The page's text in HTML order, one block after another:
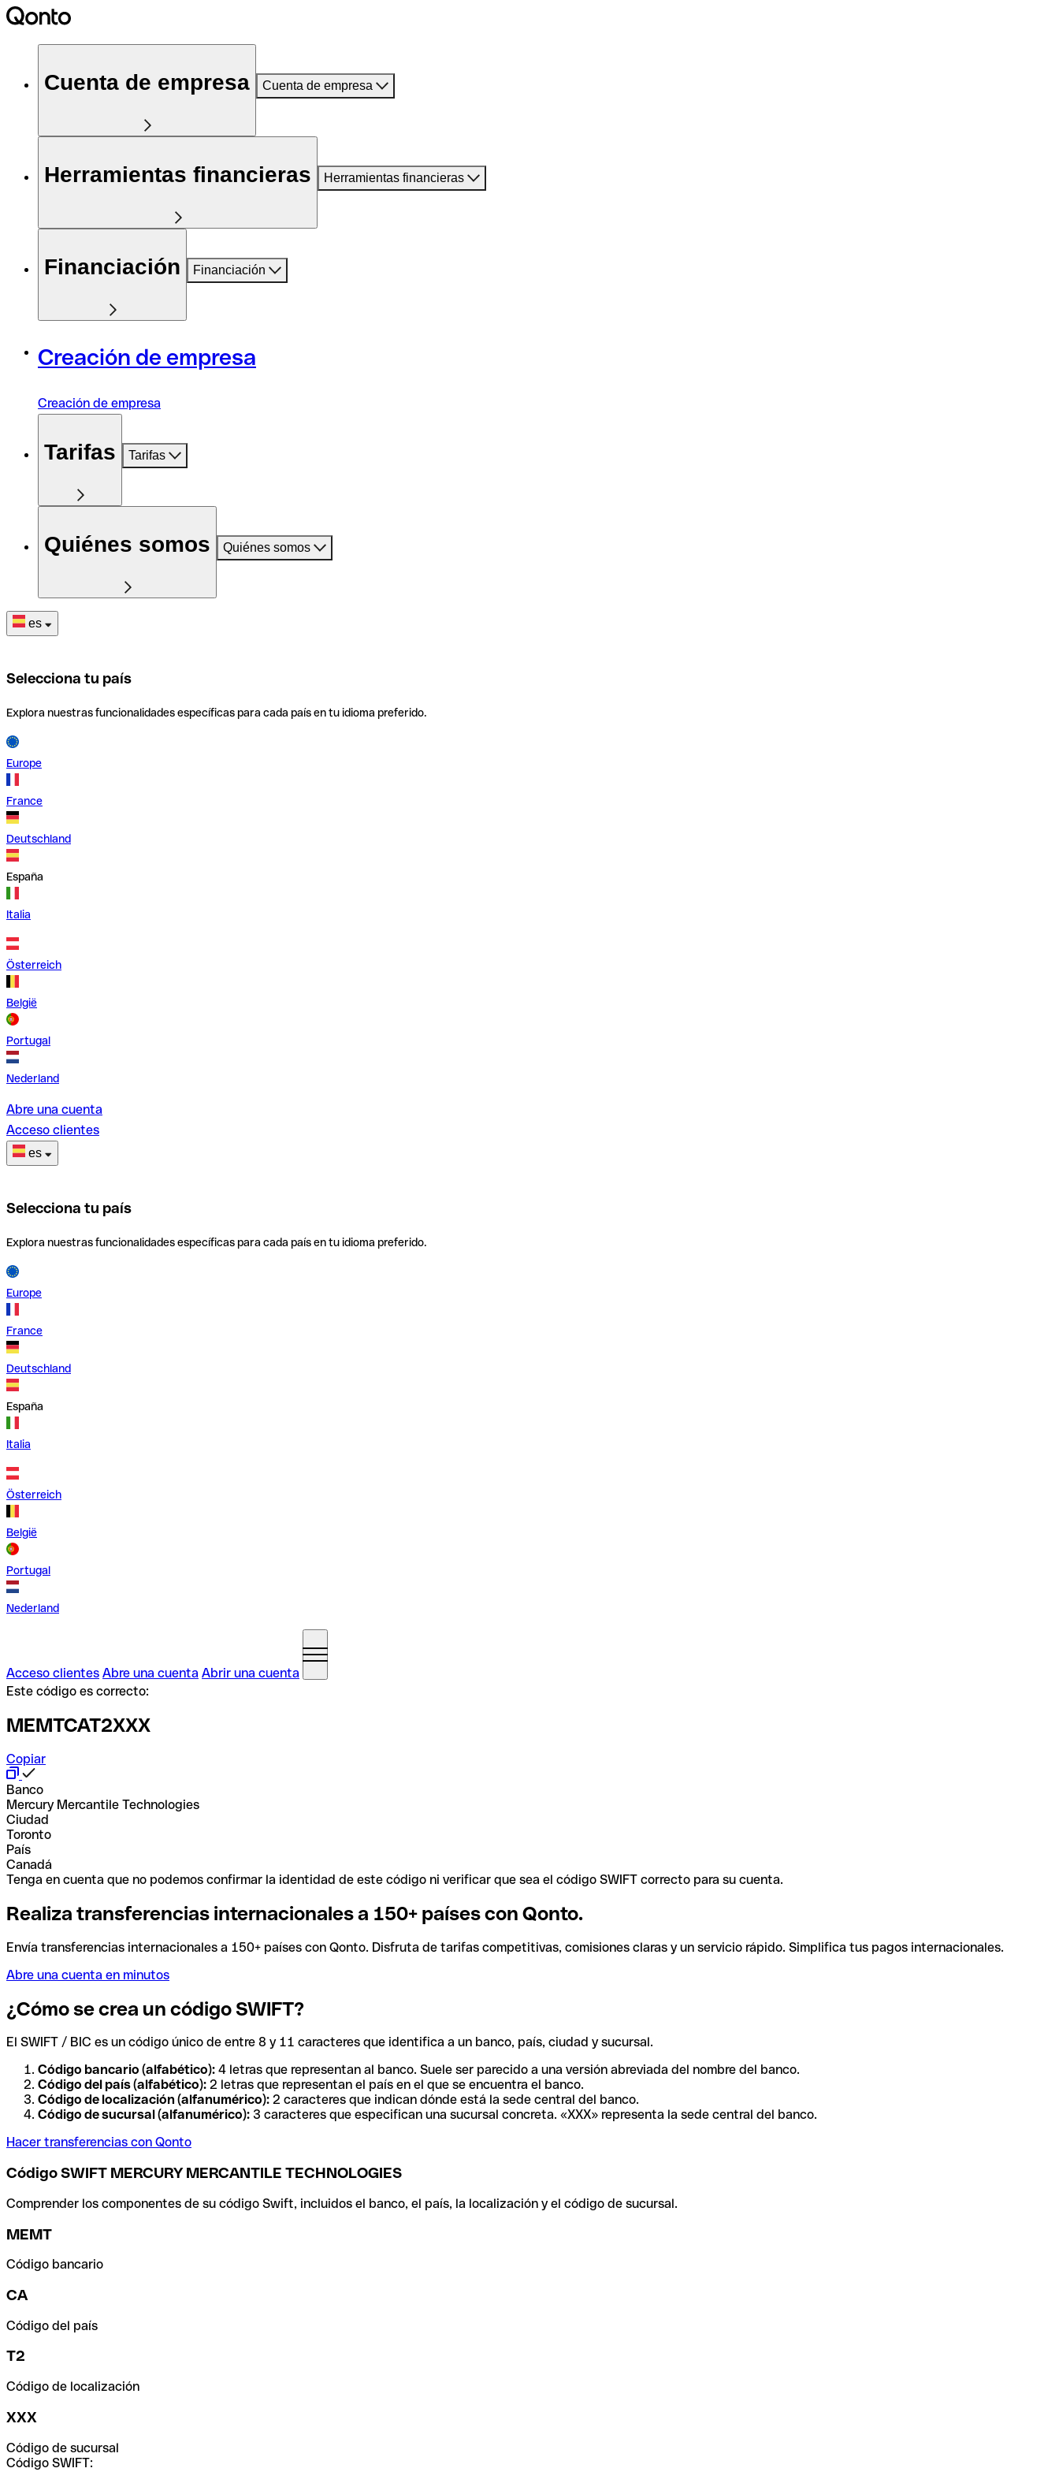
Cuenta de empresa Cuenta de empresa
Herramientas financieras Herramientas financieras
Financiación Financiación
Creación de empresa
Creación de empresa
Tarifas Tarifas
Quiénes somos Quiénes somos
es
Selecciona tu país
Explora nuestras funcionalidades específicas para cada país en tu idioma preferido.
Europe
France
Deutschland
España
Italia
Österreich
België
Portugal
Nederland
Abre una cuenta
Acceso clientes
es
Selecciona tu país
Explora nuestras funcionalidades específicas para cada país en tu idioma preferido.
Europe
France
Deutschland
España
Italia
Österreich
België
Portugal
Nederland
Acceso clientes Abre una cuenta Abrir una cuenta
Este código es correcto:
MEMTCAT2XXX
Copiar
Banco
Mercury Mercantile Technologies
Ciudad
Toronto
País
Canadá
Tenga en cuenta que no podemos confirmar la identidad de este código ni verificar que sea el código SWIFT correcto para su cuenta.
Realiza transferencias internacionales a 150+ países con Qonto.
Envía transferencias internacionales a 150+ países con Qonto. Disfruta de tarifas competitivas, comisiones claras y un servicio rápido. Simplifica tus pagos internacionales.
Abre una cuenta en minutos
¿Cómo se crea un código SWIFT?
El SWIFT / BIC es un código único de entre 8 y 11 caracteres que identifica a un banco, país, ciudad y sucursal.
Código bancario (alfabético): 4 letras que representan al banco. Suele ser parecido a una versión abreviada del nombre del banco.
Código del país (alfabético): 2 letras que representan el país en el que se encuentra el banco.
Código de localización (alfanumérico): 2 caracteres que indican dónde está la sede central del banco.
Código de sucursal (alfanumérico): 3 caracteres que especifican una sucursal concreta. «XXX» representa la sede central del banco.
Hacer transferencias con Qonto
Código SWIFT MERCURY MERCANTILE TECHNOLOGIES
Comprender los componentes de su código Swift, incluidos el banco, el país, la localización y el código de sucursal.
MEMT
Código bancario
CA
Código del país
T2
Código de localización
XXX
Código de sucursal
Código SWIFT: